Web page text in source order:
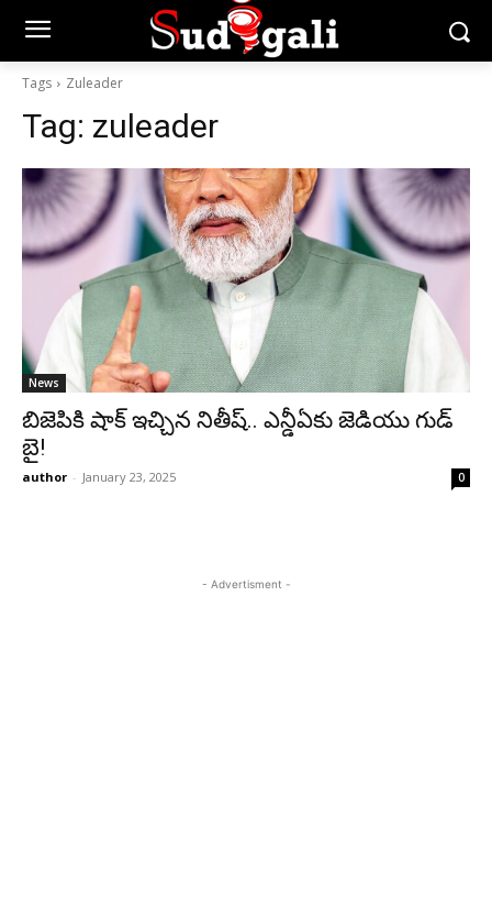
Tags Zuleader
Tag: zuleader
News
బిజెపికి షాక్ ఇచ్చిన నితీష్.. ఎన్డీఏకు జెడియు గుడ్
బై!
author - January 23, 2025 0
- Advertisment -